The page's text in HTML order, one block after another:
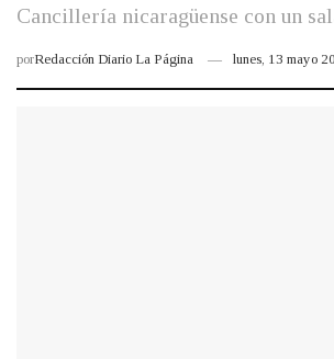
Cancillería nicaragüense con un
porRedacción Diario La Página lunes, 13 mayo